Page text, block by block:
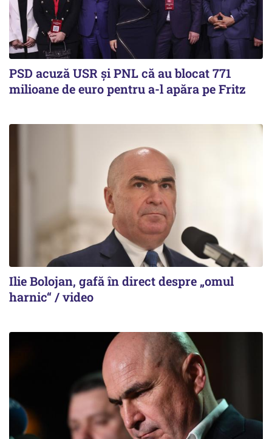
PSD acuză USR și PNL că au blocat 771
milioane de euro pentru a-l apăra pe Fritz
Ilie Bolojan, gafă în direct despre „omul
harnic“ / video